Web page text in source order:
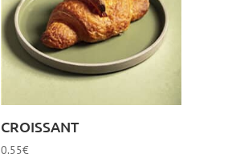
CROISSANT
0.55€